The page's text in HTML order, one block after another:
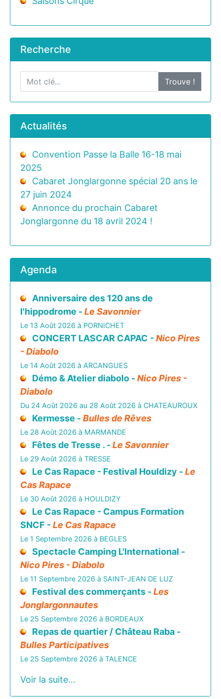
Recherche
Trouve !
Actualités
Convention Passe la Balle 16-18 mai
2025
Cabaret Jonglargonne spécial 20 ans le
27 juin 2024
Annonce du prochain Cabaret
Jonglargonne du 18 avril 2024 !
Agenda
Anniversaire des 120 ans de
l'hippodrome -Le Savonnier
Le 13 Août 2026 à PORNICHET
CONCERT LASCAR CAPAC -Nico Pires
- Diabolo
Le 14 Août 2026 à ARCANGUES
Démo & Atelier diabolo -Nico Pires -
Diabolo
Du 24 Août 2026 au 28 Août 2026 à CHATEAUROUX
Kermesse -Bulles de Rêves
Le 28 Août 2026 à MARMANDE
Fêtes de Tresse . -Le Savonnier
Le 29 Août 2026 à TRESSE
Le Cas Rapace - Festival Houldizy -Le
Cas Rapace
Le 30 Août 2026 à HOULDIZY
Le Cas Rapace - Campus Formation
SNCF -Le Cas Rapace
Le 1 Septembre 2026 à BEGLES
Spectacle Camping L'International -
Nico Pires - Diabolo
Le 11 Septembre 2026 à SAINT-JEAN DE LUZ
Festival des commerçants -Les
Jonglargonnautes
Le 25 Septembre 2026 à BORDEAUX
Repas de quartier / Château Raba -
Bulles Participatives
Le 25 Septembre 2026 à TALENCE
Voir la suite...